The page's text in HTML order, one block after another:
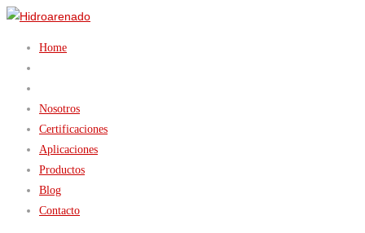
Home
Nosotros
Certificaciones
Aplicaciones
Productos
Blog
Contacto